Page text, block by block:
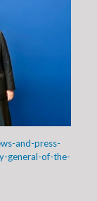
and-press-
general-of-the-